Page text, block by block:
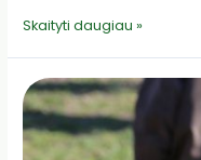
Dėmesio!
nuotolinę
diskusiją
Skaityti daugiau »